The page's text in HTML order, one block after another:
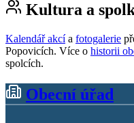
Kultura a
Kalendář akcía fotogalerie
Popovicích. Více o historii
spolcích.
Obecní úřad